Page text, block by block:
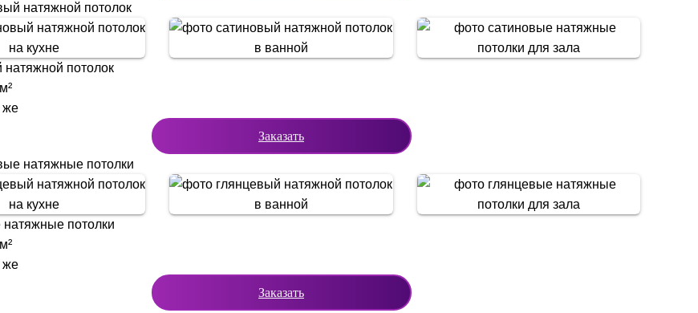
натяжной потолок
потолок
же
Заказать
натяжные потолки
потолки
же
Заказать